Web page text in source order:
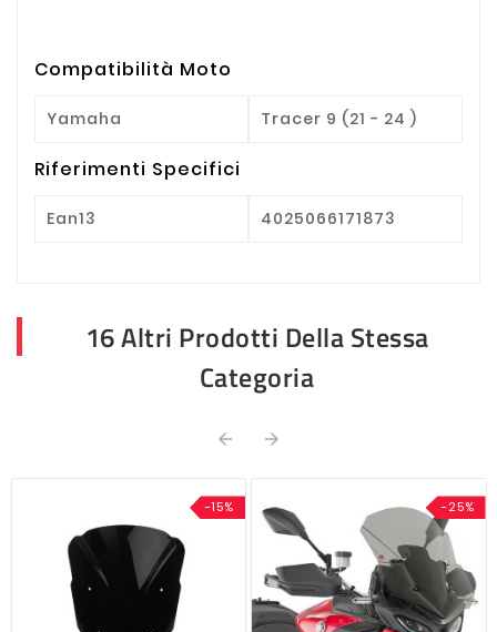
Compatibilità Moto
Yamaha Tracer 9 (21 - 24 )
Riferimenti Specifici
Ean13 4025066171873
16 Altri Prodotti Della Stessa
Categoria
 
-15% -25%